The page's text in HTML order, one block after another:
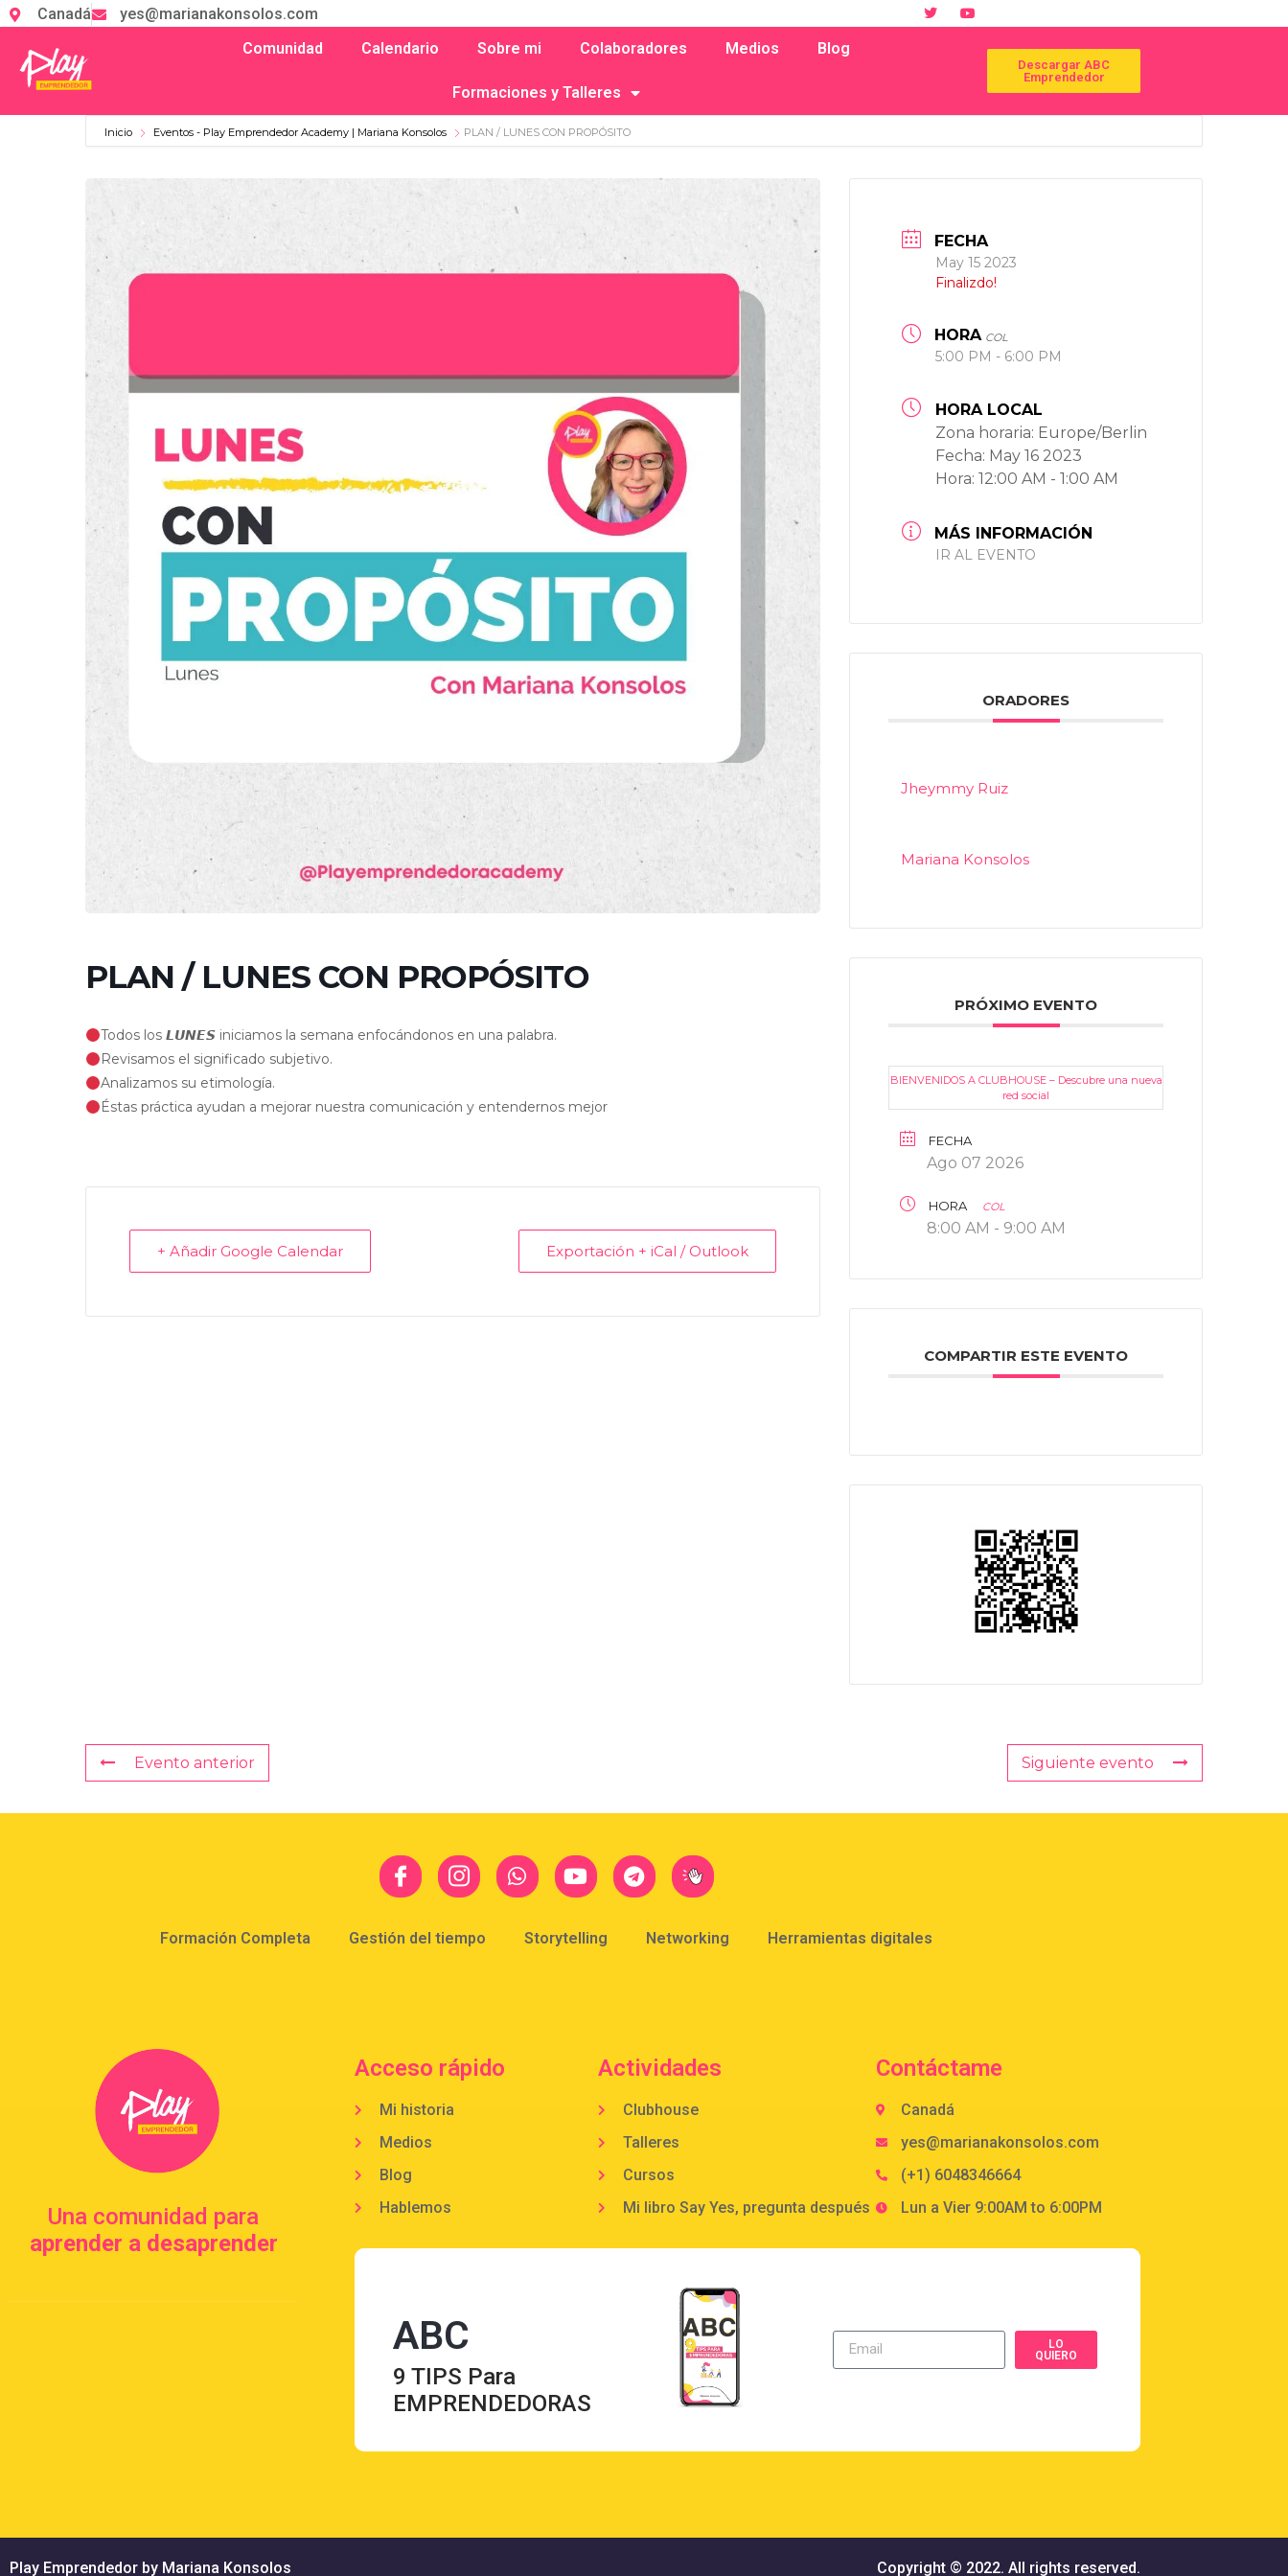
Canadá
yes@marianakonsolos.com
Comunidad
Calendario Sobre mi Colaboradores Medios Blog
Formaciones y Talleres
Descargar ABC
Emprendedor
Inicio Eventos - Play Emprendedor Academy | Mariana Konsolos PLAN / LUNES CON PROPÓSITO
PLAN / LUNES CON PROPÓSITO
Todos los 𝙇𝙐𝙉𝙀𝙎 iniciamos la semana enfocándonos en una palabra.
Revisamos el significado subjetivo.
Analizamos su etimología.
Éstas práctica ayudan a mejorar nuestra comunicación y entendernos mejor
+ Añadir Google Calendar Exportación + iCal / Outlook
FECHA
May 15 2023
Finalizdo!
HORA COL
5:00 PM - 6:00 PM
HORA LOCAL
Zona horaria: Europe/Berlin
Fecha: May 16 2023
Hora:12:00 AM - 1:00 AM
MÁS INFORMACIÓN
IR AL EVENTO
ORADORES
Jheymmy Ruiz
Mariana Konsolos
PRÓXIMO EVENTO
BIENVENIDOS A CLUBHOUSE – Descubre una nueva
red social
FECHA
Ago 07 2026
HORA COL
8:00 AM - 9:00 AM
COMPARTIR ESTE EVENTO
Evento anterior Siguiente evento
Formación Completa Gestión del tiempo Storytelling Networking Herramientas digitales
Una comunidad para
aprender a desaprender
Acceso rápido
Mi historia
Medios
Blog
Hablemos
Actividades
Clubhouse
Talleres
Cursos
Mi libro Say Yes, pregunta después
Contáctame
Canadá
yes@marianakonsolos.com
(+1) 6048346664
Lun a Vier 9:00AM to 6:00PM
ABC
9 TIPS Para
EMPRENDEDORAS
LO
QUIERO
Play Emprendedor by Mariana Konsolos Copyright © 2022. All rights reserved.